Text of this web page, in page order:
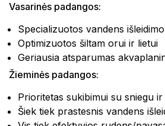
Vasarinės padangos:
Specializuotos vandens
Optimizuotos šiltam orui ir lietui
Geriausia atsparumas
Žieminės padangos:
Prioritetas sukibimui su sniegu
Šiek tiek prastesnis vandens